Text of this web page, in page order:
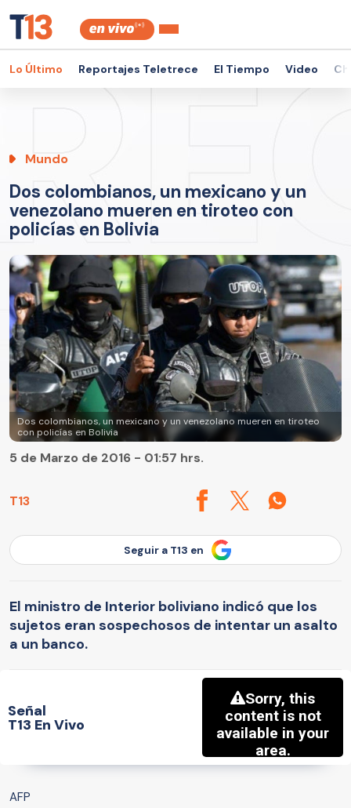
Lo Último Reportajes Teletrece El Tiempo Video
Mundo
Dos colombianos, un mexicano y un
venezolano mueren en tiroteo con
policías en Bolivia
Dos colombianos, un mexicano y un venezolano mueren en tiroteo
con policías en Bolivia
T13
5 de Marzo de 2016 - 01:57 hrs.
Seguir a T13 en
El ministro de Interior boliviano indicó que los
sujetos eran sospechosos de intentar un asalto
a un banco.
Señal
T13 En Vivo
AFP